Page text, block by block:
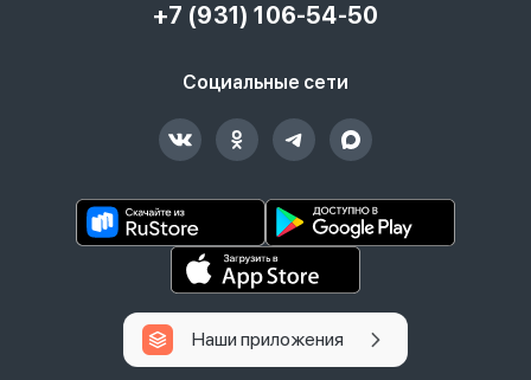
+7 (931) 106-54-50
Социальные сети
Наши приложения